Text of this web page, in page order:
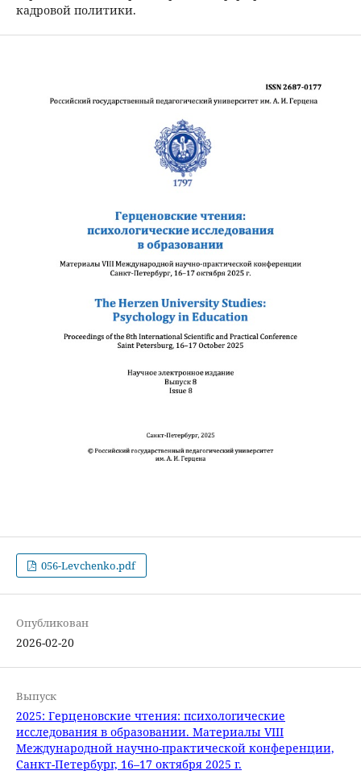
кадровой политики.
056-Levchenko.pdf
Опубликован
2026-02-20
Выпуск
2025: Герценовские чтения: психологические
исследования в образовании. Материалы VIII
Международной научно-практической конференции,
Санкт-Петербург, 16–17 октября 2025 г.